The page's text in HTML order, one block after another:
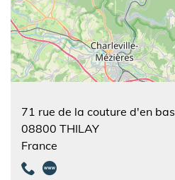
71 rue de la couture d'en bas
08800 THILAY
France